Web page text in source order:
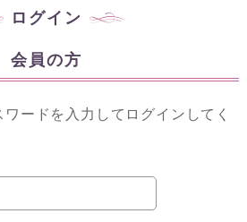
ログイン
会員の方
ードを入力してログインしてく